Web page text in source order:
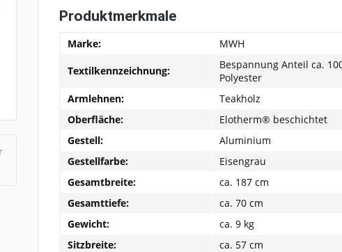
Produktmerkmale
Marke: MWH
Textilkennzeichnung:
Bespannung Anteil ca.
Polyester
Armlehnen:
Teakholz
Oberfläche:
Elotherm® beschichtet
Gestell:
Aluminium
Gestellfarbe:
Eisengrau
Gesamtbreite:
ca. 187 cm
Gesamttiefe:
ca. 70 cm
Gewicht:
ca. 9 kg
Sitzbreite:
ca. 57 cm